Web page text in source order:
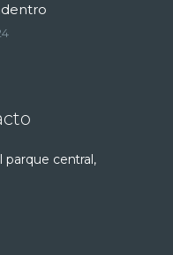
parque central,